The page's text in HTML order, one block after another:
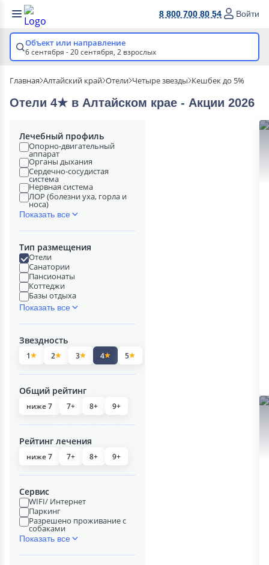
8 800 700 80 54 Войти
Объект или направление
6 сентября - 20 сентября, 2 взрослых
Главная Алтайский край Отели Четыре звезды Кешбек до 5%
Отели 4★ в Алтайском крае - Акции 2026
Лечебный профиль
Опорно-двигательный
аппарат
Органы дыхания
Сердечно-сосудистая
система
Нервная система
ЛОР (болезни уха, горла и
носа)
Показать все
Тип размещения
Отели
Санатории
Пансионаты
Коттеджи
Базы отдыха
Показать все
Звездность
1 2 3 4 5
Общий рейтинг
ниже 7 7+ 8+ 9+
Рейтинг лечения
ниже 7 7+ 8+ 9+
Сервис
WIFI/ Интернет
Паркинг
Разрешено проживание с
собаками
Показать все